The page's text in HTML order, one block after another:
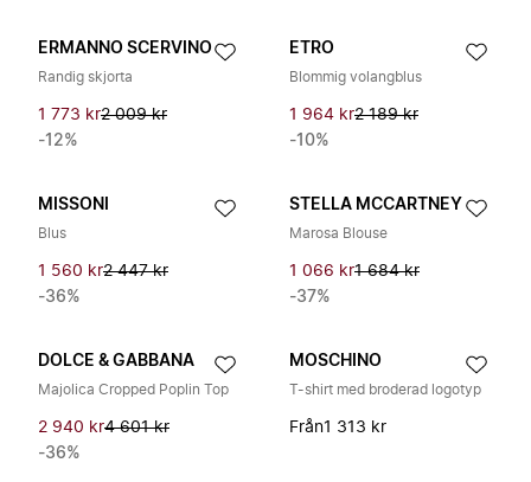
ERMANNO SCERVINO
Randig skjorta
1 773 kr2 009 kr
-12%
ETRO
Blommig volangblus
1 964 kr2 189 kr
-10%
MISSONI
Blus
1 560 kr2 447 kr
-36%
STELLA MCCARTNEY
Marosa Blouse
1 066 kr1 684 kr
-37%
DOLCE & GABBANA
Majolica Cropped Poplin Top
2 940 kr4 601 kr
-36%
MOSCHINO
T-shirt med broderad logotyp
Från1 313 kr